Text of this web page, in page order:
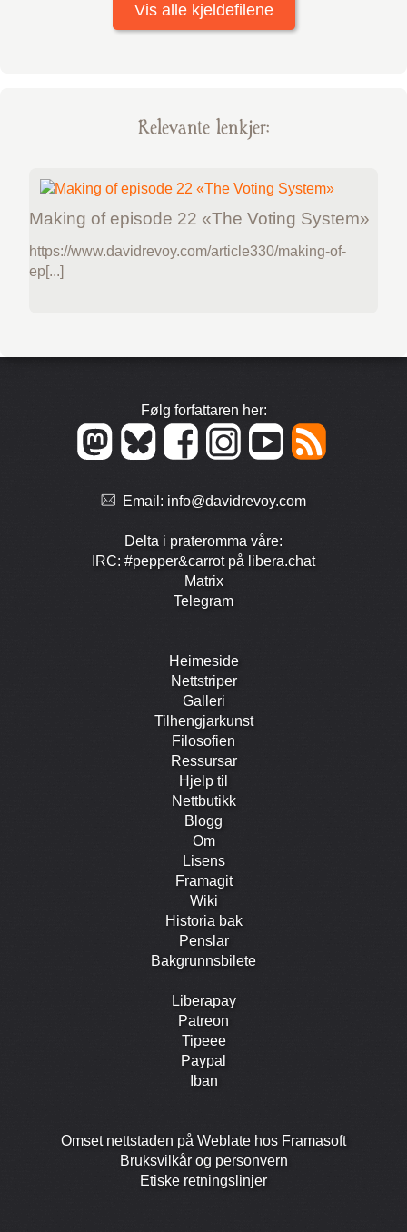
Vis alle kjeldefilene
Relevante lenkjer:
Making of episode 22 «The Voting System»
https://www.davidrevoy.com/article330/making-of-
ep[...]
Følg forfattaren her:
Email: info@davidrevoy.com
Delta i prate­romma våre:
IRC: #pepper&carrot på libera.chat
Matrix
Telegram
Heimeside
Nett­striper
Galleri
Tilhengjar­kunst
Filosofien
Ressursar
Hjelp til
Nett­butikk
Blogg
Om
Lisens
Framagit
Wiki
Historia bak
Penslar
Bakgrunns­bilete
Liberapay
Patreon
Tipeee
Paypal
Iban
Omset nettstaden på Weblate hos Framasoft
Bruks­vilkår og person­vern
Etiske retningslinjer